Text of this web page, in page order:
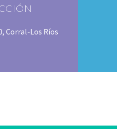
Corral-Los Ríos